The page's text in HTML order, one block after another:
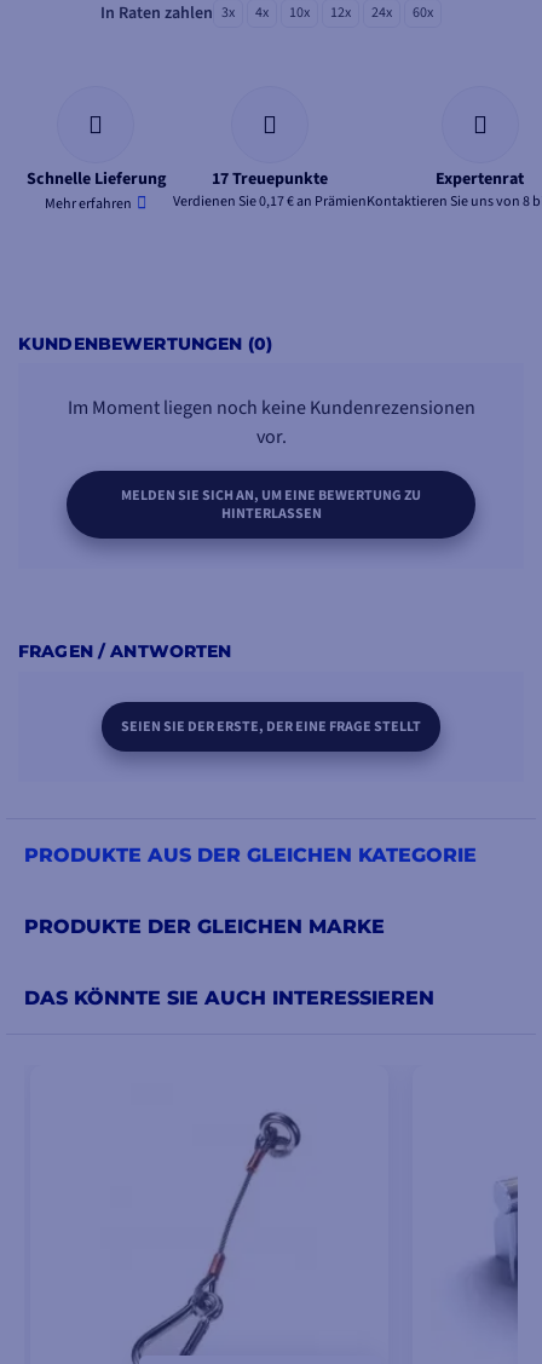
In Raten zahlen 3x 4x 10x 12x 24x 60x
Schnelle Lieferung
Mehr erfahren
17 Treuepunkte
Verdienen Sie 0,17 € an Prämien
Expertenrat
Kontaktieren Sie uns von 8
KUNDENBEWERTUNGEN (0)
Im Moment liegen noch keine Kundenrezensionen
vor.
MELDEN SIE SICH AN, UM EINE BEWERTUNG ZU
HINTERLASSEN
FRAGEN / ANTWORTEN
SEIEN SIE DER ERSTE, DER EINE FRAGE STELLT
PRODUKTE AUS DER GLEICHEN KATEGORIE
PRODUKTE DER GLEICHEN MARKE
DAS KÖNNTE SIE AUCH INTERESSIEREN